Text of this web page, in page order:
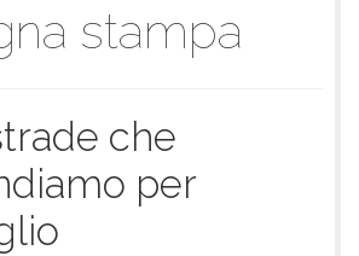
stampa
che
per